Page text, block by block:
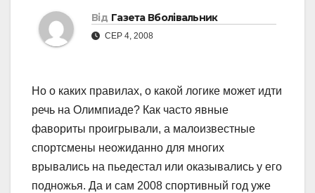
Від Газета Вболівальник
СЕР 4, 2008
Но о каких правилах, о какой логике может идти
речь на Олимпиаде? Как часто явные
фавориты проигрывали, а малоизвестные
спортсмены неожиданно для многих
врывались на пьедестал или оказывались у его
подножья. Да и сам 2008 спортивный год уже